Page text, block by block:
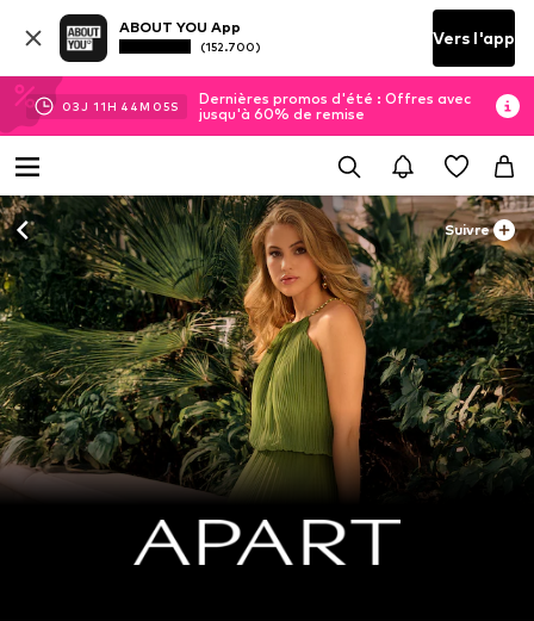
ABOUT YOU App
(152.700) Vers l'app
03J 11H 44M 02S
Dernières promos d'été : Offres avec
jusqu'à 60% de remise
Suivre